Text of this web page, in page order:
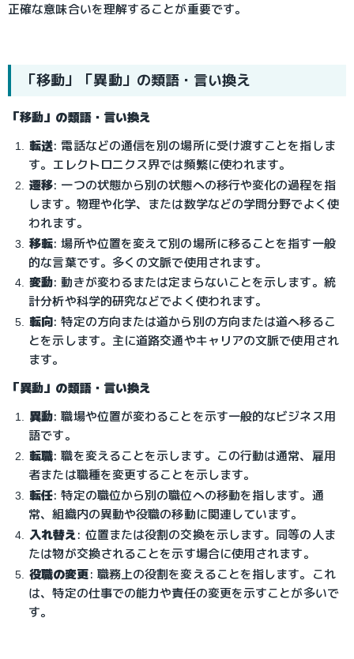
正確な意味合いを理解することが重要です。
「移動」「異動」の類語・言い換え
「移動」の類語・言い換え
転送: 電話などの通信を別の場所に受け渡すことを指しま
す。エレクトロニクス界では頻繁に使われます。
遷移: 一つの状態から別の状態への移行や変化の過程を指
します。物理や化学、または数学などの学問分野でよく使
われます。
移転: 場所や位置を変えて別の場所に移ることを指す一般
的な言葉です。多くの文脈で使用されます。
変動: 動きが変わるまたは定まらないことを示します。統
計分析や科学的研究などでよく使われます。
転向: 特定の方向または道から別の方向または道へ移るこ
とを示します。主に道路交通やキャリアの文脈で使用され
ます。
「異動」の類語・言い換え
異動: 職場や位置が変わることを示す一般的なビジネス用
語です。
転職: 職を変えることを示します。この行動は通常、雇用
者または職種を変更することを示します。
転任: 特定の職位から別の職位への移動を指します。通
常、組織内の異動や役職の移動に関連しています。
入れ替え: 位置または役割の交換を示します。同等の人ま
たは物が交換されることを示す場合に使用されます。
役職の変更: 職務上の役割を変えることを指します。これ
は、特定の仕事での能力や責任の変更を示すことが多いで
す。